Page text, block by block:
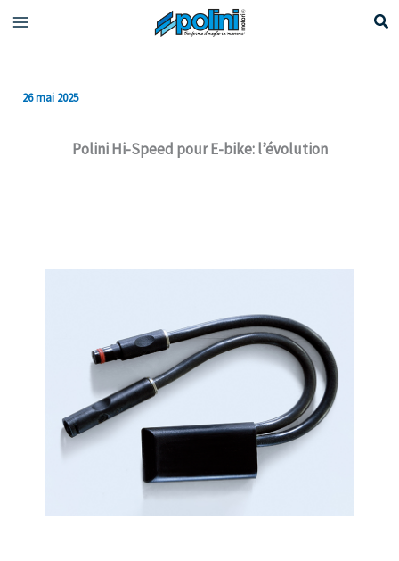
26 mai 2025
Polini Hi-Speed pour E-bike: l’évolution